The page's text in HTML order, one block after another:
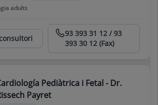
adults
Teknon
93 393 31 12 / 93
393 30 12 (Fax)
Pediàtrica i Fetal - Dr.
Payret